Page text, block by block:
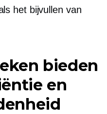
het bijvullen van
bieden
en